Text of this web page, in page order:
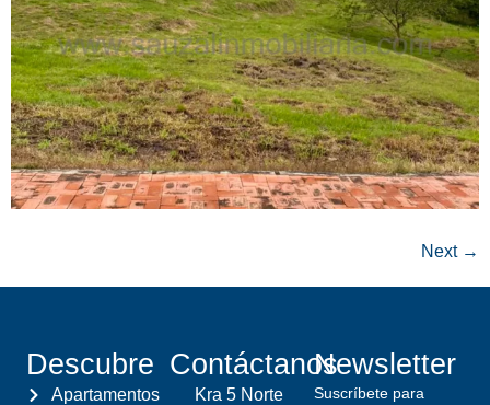
Next →
Descubre
Apartamentos
Contáctanos
Kra 5 Norte
Newsletter
Suscríbete para